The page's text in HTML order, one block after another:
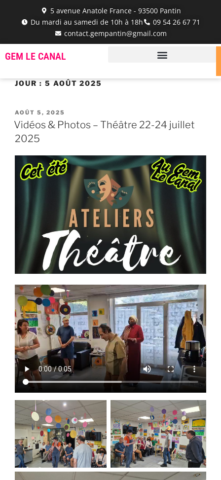
5 avenue Anatole France - 93500 Pantin
Du mardi au samedi de 10h à 18h
‭09 54 26 67 71‬
contact.gempantin@gmail.com
GEM LE CANAL
JOUR : 5 AOÛT 2025
AOÛT 5, 2025
Vidéos & Photos – Théâtre 22-24 juillet
2025